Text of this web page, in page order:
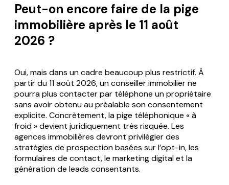
Peut-on encore faire de la pige
immobilière après le 11 août
2026 ?
Oui, mais dans un cadre beaucoup plus restrictif. À
partir du 11 août 2026, un conseiller immobilier ne
pourra plus contacter par téléphone un propriétaire
sans avoir obtenu au préalable son consentement
explicite. Concrètement, la pige téléphonique « à
froid » devient juridiquement très risquée. Les
agences immobilières devront privilégier des
stratégies de prospection basées sur l’opt-in, les
formulaires de contact, le marketing digital et la
génération de leads consentants.